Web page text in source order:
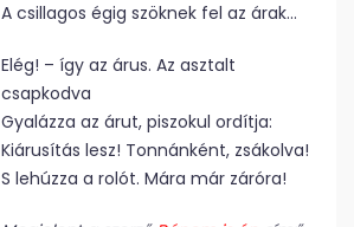
A csillagos égig szöknek fel az árak…
Elég! – így az árus. Az asztalt
csapkodva
Gyalázza az árut, piszokul ordítja:
Kiárusítás lesz! Tonnánként, zsákolva!
S lehúzza a rolót. Mára már záróra!